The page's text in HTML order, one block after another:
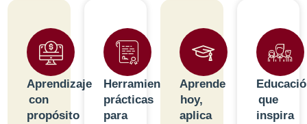
Aprendizaje
con
propósito
Herramientas
prácticas
para
Aprende
hoy,
aplica
que
inspira